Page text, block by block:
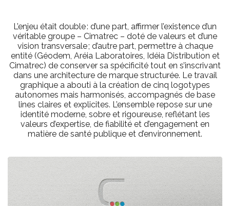
L’enjeu était double : d’une part, affirmer l’existence d’un
véritable groupe – Cimatrec – doté de valeurs et d’une
vision transversale ; d’autre part, permettre à chaque
entité (Géodem, Aréia Laboratoires, Idéia Distribution et
Cimatrec) de conserver sa spécificité tout en s’inscrivant
dans une architecture de marque structurée. Le travail
graphique a abouti à la création de cinq logotypes
autonomes mais harmonisés, accompagnés de base
lines claires et explicites. L’ensemble repose sur une
identité moderne, sobre et rigoureuse, reflétant les
valeurs d’expertise, de fiabilité et d’engagement en
matière de santé publique et d’environnement.